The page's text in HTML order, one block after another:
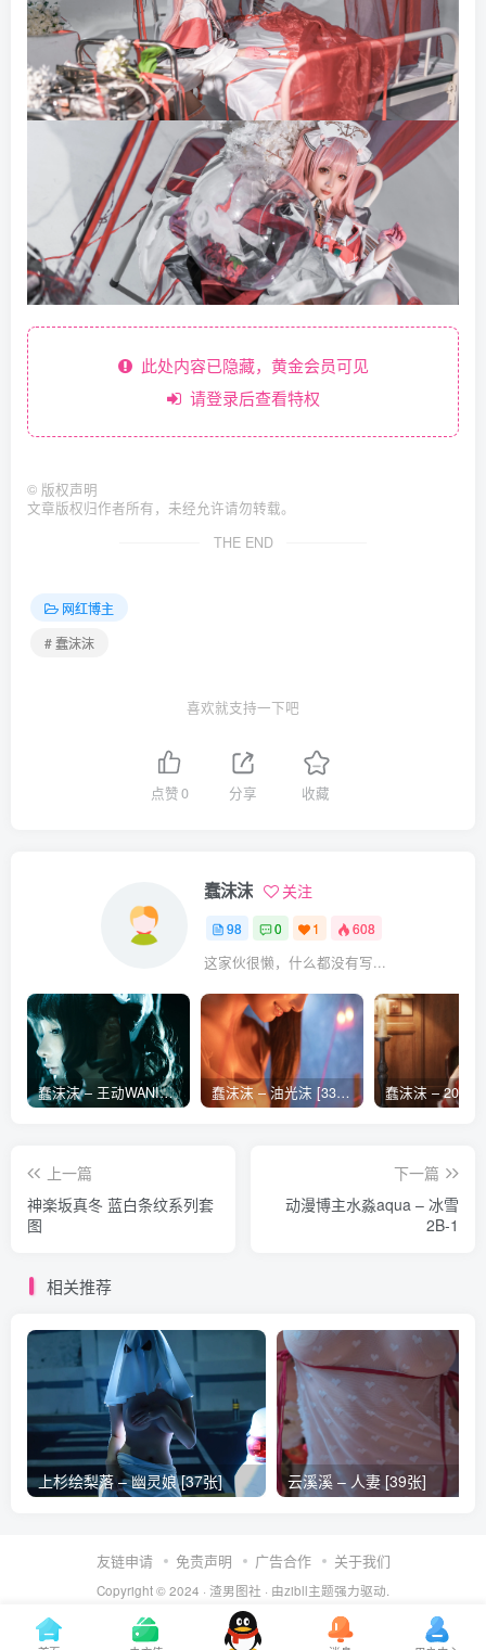
此处内容已隐藏，黄金会员可见
请登录后查看特权
© 版权声明
文章版权归作者所有，未经允许请勿转载。
THE END
网红博主
# 蠢沫沫
喜欢就支持一下吧
点赞0 分享 收藏
蠢沫沫 关注
98 0 1 608
这家伙很懒，什么都没有写...
蠢沫沫 – 王动WANIMAL作品集 [101张] 蠢沫沫 – 油光沫 [33张]
上一篇
神楽坂真冬 蓝白条纹系列套
图
下一篇
动漫博主水淼aqua – 冰雪
2B-1
相关推荐
上杉绘梨落 – 幽灵娘 [37张] 云溪溪 – 人妻 [39张]
友链申请 免责声明 广告合作 关于我们
Copyright © 2024 · 渣男图社 · 由zibll主题强力驱动.